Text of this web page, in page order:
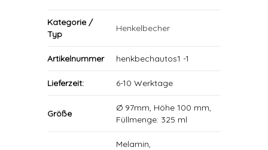
Kategorie /
Typ
Henkelbecher
Artikelnummer henkbechautos1 -1
Lieferzeit: 6-10 Werktage
Größe
Ø 97mm, Höhe 100 mm,
Füllmenge: 325 ml
Melamin,